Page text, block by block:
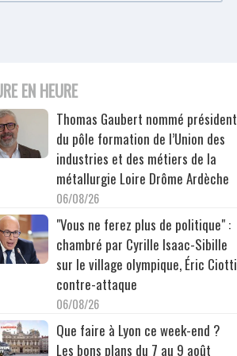
EN HEURE
Thomas Gaubert nommé président
du pôle formation de l’Union des
industries et des métiers de la
métallurgie Loire Drôme Ardèche
06/08/26
"Vous ne ferez plus de politique" :
chambré par Cyrille Isaac-Sibille
sur le village olympique, Éric Ciotti
contre-attaque
06/08/26
Que faire à Lyon ce week-end ?
Les bons plans du 7 au 9 août